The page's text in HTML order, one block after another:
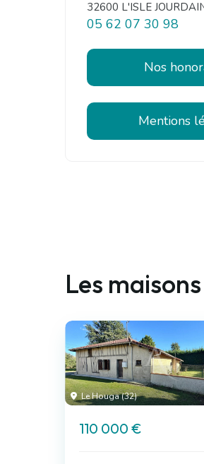
32600 L'ISLE
05 62 07 30 98
Nos
Mentions
Les
Le Houga (32)
110 000 €